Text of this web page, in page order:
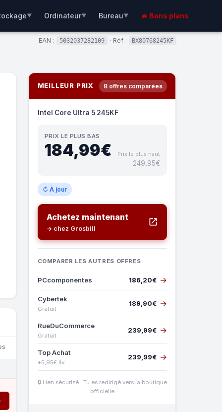
▼ Ordinateur▼ Bureau▼ 🔥 Bons plans
EAN : 5032037282109 · Réf : BX80768245KF
MEILLEUR PRIX 8 offres comparées
Intel Core Ultra 5 245KF
PRIX LE PLUS BAS
184,99€ Prix le plus haut
249,95€
↻ À jour
Achetez maintenant
→ chez Grosbill
COMPARER LES AUTRES OFFRES
PCcomponentes 186,20€ →
Cybertek
Gratuit
189,90€ →
RueDuCommerce
Gratuit
239,99€ →
Top Achat
+5,95€ liv.
239,99€ →
🔒 Lien sécurisé · Tu es redirigé vers la boutique
officielle